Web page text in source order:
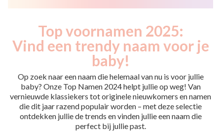
Top voornamen 2025:
Vind een trendy naam voor je
baby!
Op zoek naar een naam die helemaal van nu is voor jullie
baby? Onze Top Namen 2024 helpt jullie op weg! Van
vernieuwde klassiekers tot originele nieuwkomers en namen
die dit jaar razend populair worden – met deze selectie
ontdekken jullie de trends en vinden jullie een naam die
perfect bij jullie past.